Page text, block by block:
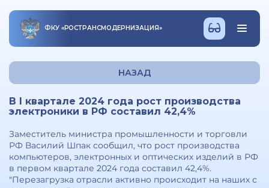
ФКУ «РОСТРАНСМОДЕРНИЗАЦИЯ»
НАЗАД
В I квартале 2024 года рост производства
электроники в РФ составил 42,4%
Заместитель министра промышленности и торговли
РФ Василий Шпак сообщил, что рост производства
компьютеров, электронных и оптических изделий в РФ
в первом квартале 2024 года составил 42,4%.
"Перезагрузка отрасли активно происходит на наших с